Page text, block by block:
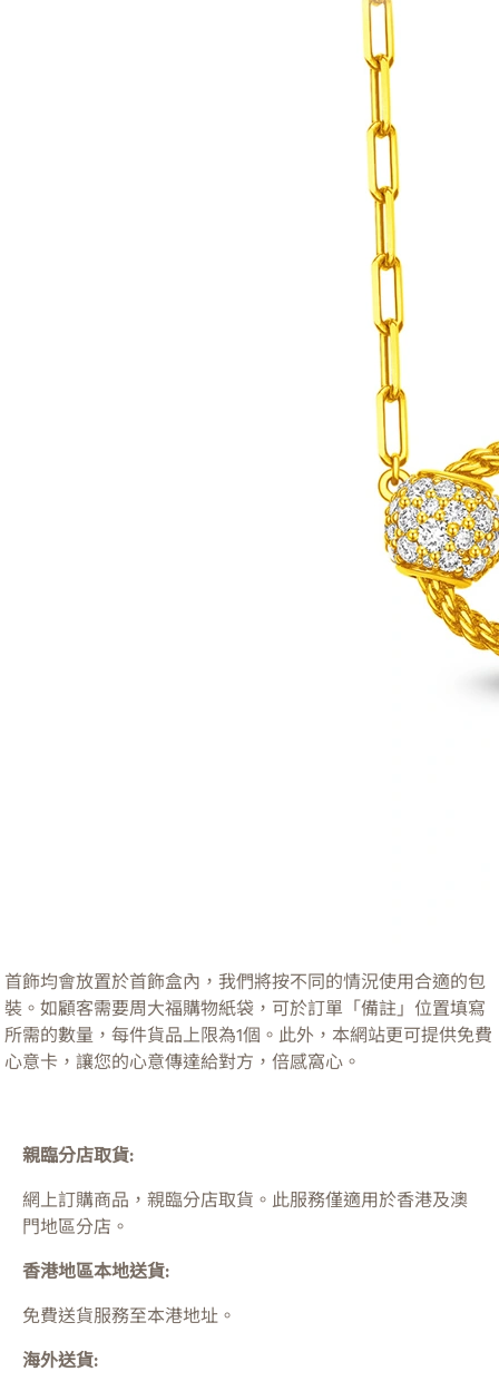
首飾均會放置於首飾盒內，我們將按不同的情況使用合適的包
裝。如顧客需要周大福購物紙袋，可於訂單「備註」位置填寫
所需的數量，每件貨品上限為1個。此外，本網站更可提供免費
心意卡，讓您的心意傳達給對方，倍感窩心。
親臨分店取貨:
網上訂購商品，親臨分店取貨。此服務僅適用於香港及澳
門地區分店。
香港地區本地送貨:
免費送貨服務至本港地址。
海外送貨: